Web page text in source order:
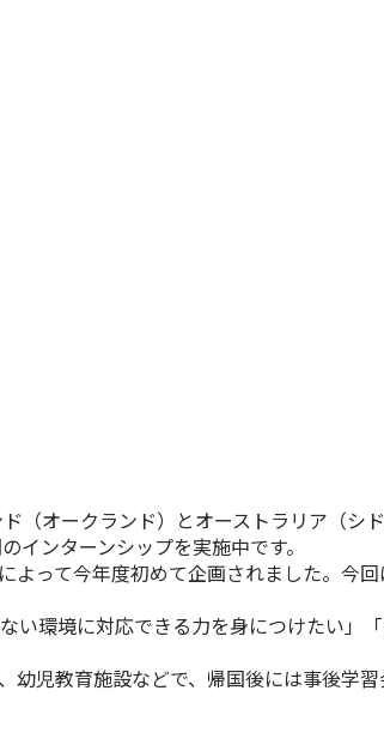
（オークランド）とオーストラリア（シ
ンターンシップを実施中です。
って今年度初めて企画されました。今
い環境に対応できる力を身につけたい」
児教育施設などで、帰国後には事後学